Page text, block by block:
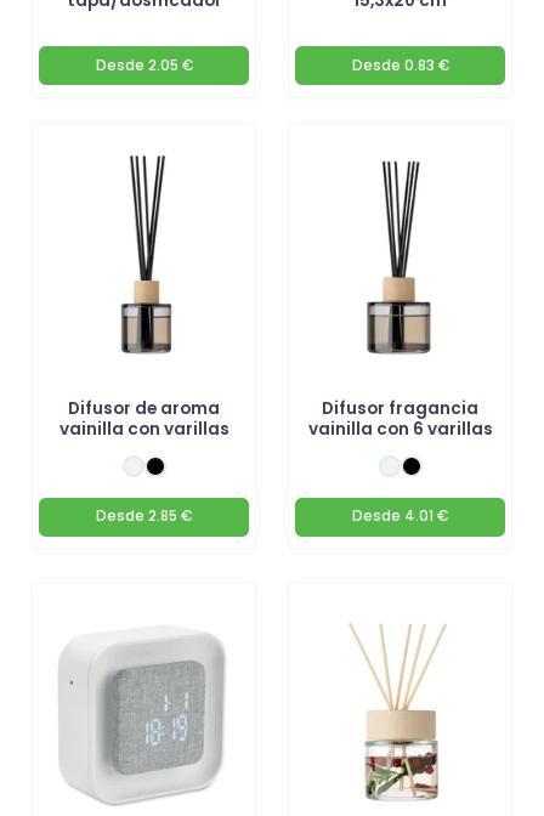
Desde 2.05 € Desde 0.83 €
Difusor de aroma
vainilla con varillas
Desde 2.85 €
Difusor fragancia
vainilla con 6 varillas
Desde 4.01 €